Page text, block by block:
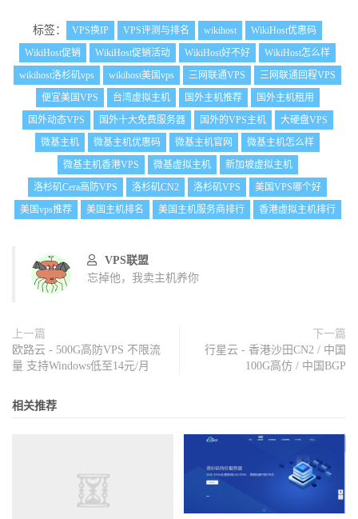
标签： VPS换IP VPS评测与排名 wikihost
WikiHost优惠码
WikiHost促销
WikiHost促销活动 WikiHost好不好
WikiHost怎么样
wikihost洛杉矶vps
wikihost美国vps 三网联通VPS
三网联通回程VPS
便宜美国VPS
台湾虚拟主机 国外主机推荐
国外主机租用
国外动态VPS
国外十大免费服务器 国外的VPS主机
大硬盘VPS
微基主机
微基主机优惠码 微基主机官网
微基主机怎么样
微基主机香港VPS
微基虚拟主机
新加坡虚拟主机
洛杉矶Cera高防VPS
洛杉矶CN2 洛杉矶VPS
美国VPS哪个好
美国vps推荐
美国主机排名 美国主机服务商排行 香港虚拟主机排行
VPS联盟
忘掉他，我卖主机养你
上一篇
欧路云 - 500G高防VPS 不限流
量 支持Windows低至14元/月
下一篇
行星云 - 香港沙田CN2 / 中国
100G高仿 / 中国BGP
相关推荐